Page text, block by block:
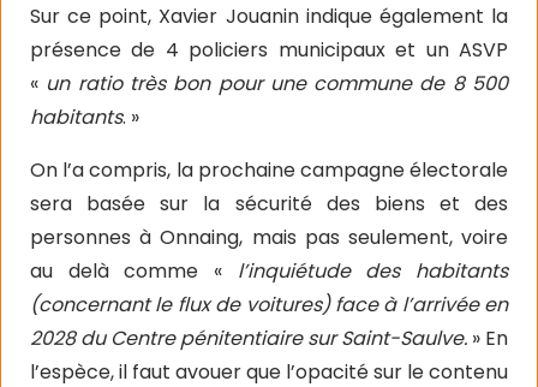
Sur ce point, Xavier Jouanin indique également la
présence de 4 policiers municipaux et un ASVP
« un ratio très bon pour une commune de 8 500
habitants. »
On l’a compris, la prochaine campagne électorale
sera basée sur la sécurité des biens et des
personnes à Onnaing, mais pas seulement, voire
au delà comme « l’inquiétude des habitants
(concernant le flux de voitures) face à l’arrivée en
2028 du Centre pénitentiaire sur Saint-Saulve. » En
l’espèce, il faut avouer que l’opacité sur le contenu